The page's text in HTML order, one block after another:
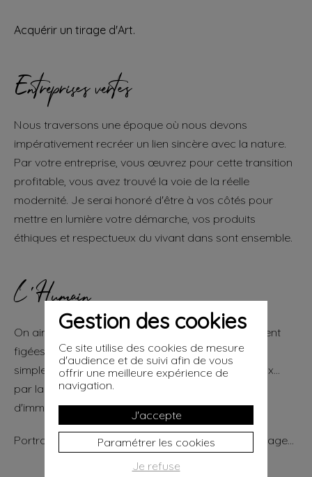
Acquérir un tirage d'Art.
Entreprises vertes
Nous traversons une époque où nous devons
impérativement recréer un lien sincère avec la nature.
Par votre entreprise, vous œuvrez pour cette transition
profitable, vous avez trouvé la voie de la réelle
modernité. Je serai honoré d'être à vos côtés pour
mettre en lumière votre démarche, vos produits
éthiques et respectueux du vivant dans sont ensemble.
L'Humain
On aimerait que certaines étapes de notre vie soient
figées pour l'éternité. Naissance, mariage, ou
simplement pour célébrer le lien, familial, amoureux...
par la photographie d'Art, je vous propose
d'immortaliser ces émotions.
Portraits de couple, reportages maternité ou mariage...
Gestion des cookies
Ce site utilise des cookies de mesure
d'audience et de suivi afin de vous
offrir une meilleure expérience de
navigation.
J'accepte
Paramétrer les cookies
Je refuse